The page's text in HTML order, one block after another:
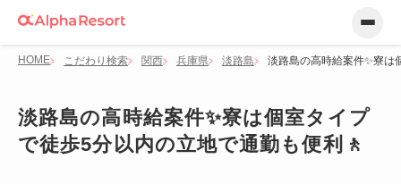
HOME こだわり検索 関西 兵庫県 淡路島 淡路島の高時給案件✨寮は
淡路島の高時給案件✨寮は個室タイプ
で徒歩5分以内の立地で通勤も便利🚶